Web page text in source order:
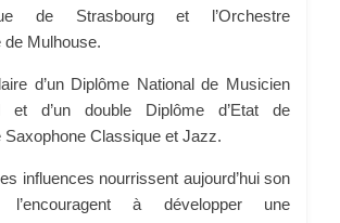
de Strasbourg et l’Orchestre
de Mulhouse.
d’un Diplôme National de Musicien
et d’un double Diplôme d’Etat de
Saxophone Classique et Jazz.
influences nourrissent aujourd’hui son
à développer une